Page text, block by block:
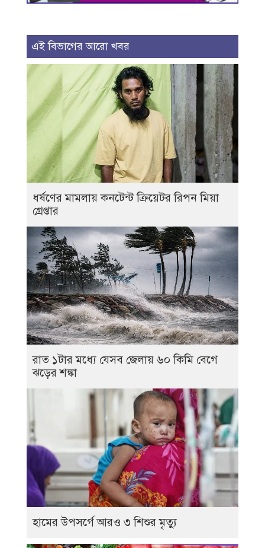
এই বিভাগের আরো খবর
ধর্ষণের মামলায় কনটেন্ট ক্রিয়েটর রিপন মিয়া
গ্রেপ্তার
রাত ১টার মধ্যে যেসব জেলায় ৬০ কিমি বেগে
ঝড়ের শঙ্কা
হামের উপসর্গে আরও ৩ শিশুর মৃত্যু